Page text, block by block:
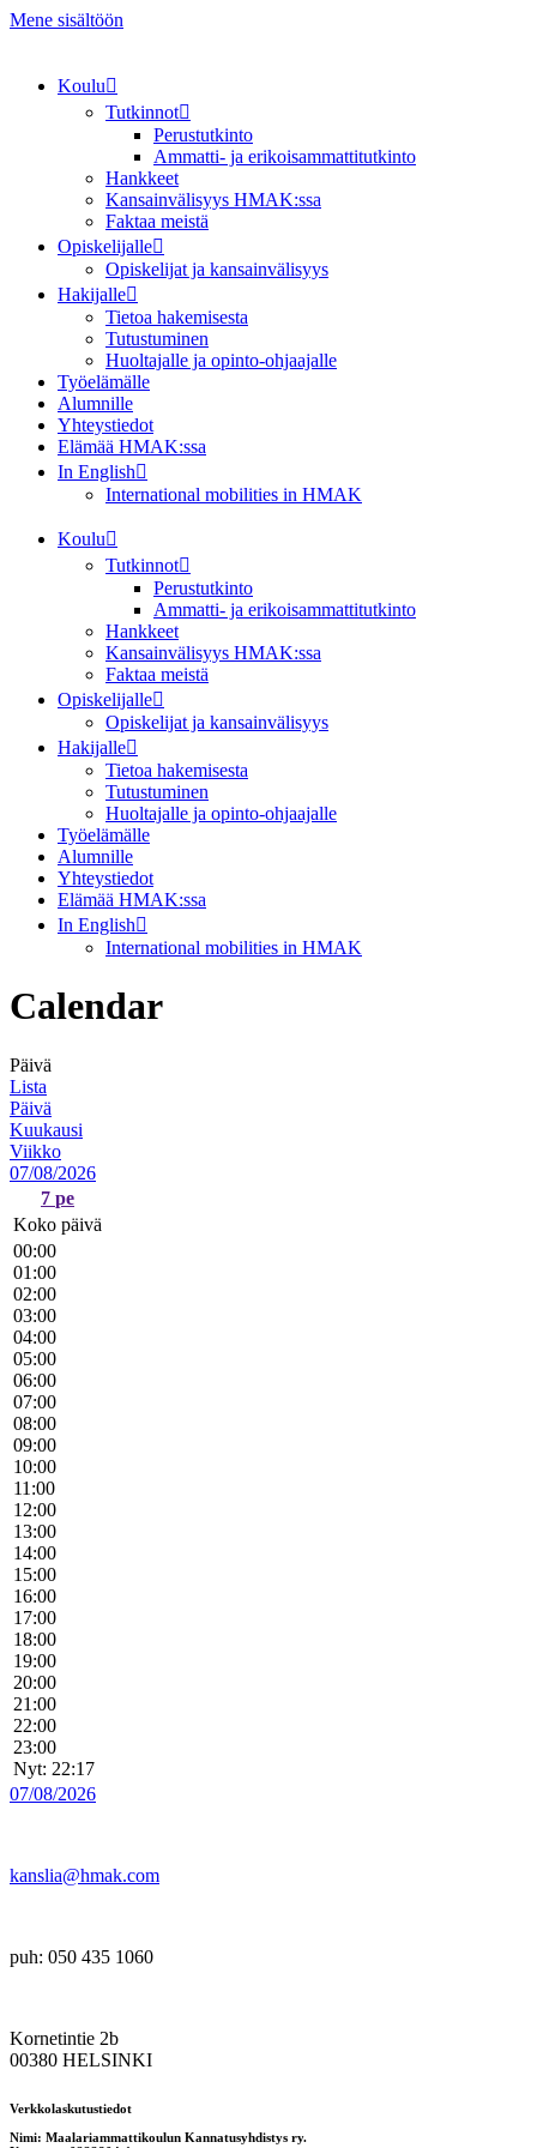
Mene sisältöön
Koulu
Tutkinnot
Perustutkinto
Ammatti- ja erikoisammattitutkinto
Hankkeet
Kansainvälisyys HMAK:ssa
Faktaa meistä
Opiskelijalle
Opiskelijat ja kansainvälisyys
Hakijalle
Tietoa hakemisesta
Tutustuminen
Huoltajalle ja opinto-ohjaajalle
Työelämälle
Alumnille
Yhteystiedot
Elämää HMAK:ssa
In English
International mobilities in HMAK
Koulu
Tutkinnot
Perustutkinto
Ammatti- ja erikoisammattitutkinto
Hankkeet
Kansainvälisyys HMAK:ssa
Faktaa meistä
Opiskelijalle
Opiskelijat ja kansainvälisyys
Hakijalle
Tietoa hakemisesta
Tutustuminen
Huoltajalle ja opinto-ohjaajalle
Työelämälle
Alumnille
Yhteystiedot
Elämää HMAK:ssa
In English
International mobilities in HMAK
Calendar
Päivä
Lista
Päivä
Kuukausi
Viikko
07/08/2026
7 pe
Koko päivä
00:00
01:00
02:00
03:00
04:00
05:00
06:00
07:00
08:00
09:00
10:00
11:00
12:00
13:00
14:00
15:00
16:00
17:00
18:00
19:00
20:00
21:00
22:00
23:00
Nyt: 22:17
07/08/2026
kanslia@hmak.com
puh: 050 435 1060
Kornetintie 2b
00380 HELSINKI
Verkkolaskutustiedot
Nimi: Maalariammattikoulun Kannatusyhdistys ry.